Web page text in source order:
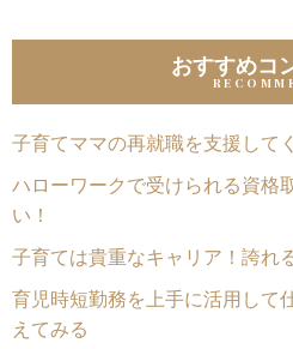
おすすめコ
子育てママの再就職を支援して
ハローワークで受けられる資格
い！
子育ては貴重なキャリア！誇れ
育児時短勤務を上手に活用して
えてみる